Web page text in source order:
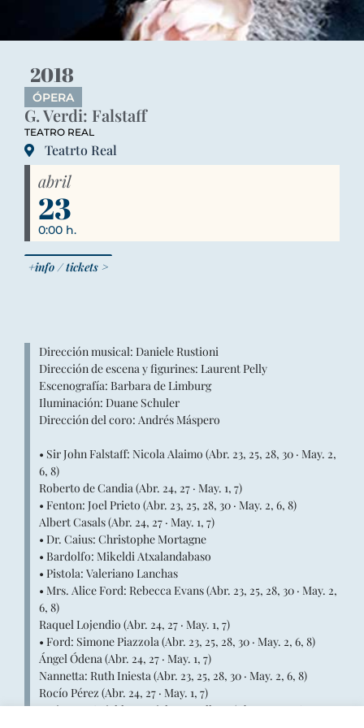
2018
ÓPERA
G. Verdi: Falstaff
TEATRO REAL
Teatrto Real
abril
23
0:00 h.
+info / tickets >
Dirección musical: Daniele Rustioni
Dirección de escena y figurines: Laurent Pelly
Escenografía: Barbara de Limburg
Iluminación: Duane Schuler
Dirección del coro: Andrés Máspero
• Sir John Falstaff: Nicola Alaimo (Abr. 23, 25, 28, 30 · May. 2,
6, 8)
Roberto de Candia (Abr. 24, 27 · May. 1, 7)
• Fenton: Joel Prieto (Abr. 23, 25, 28, 30 · May. 2, 6, 8)
Albert Casals (Abr. 24, 27 · May. 1, 7)
• Dr. Caius: Christophe Mortagne
• Bardolfo: Mikeldi Atxalandabaso
• Pistola: Valeriano Lanchas
• Mrs. Alice Ford: Rebecca Evans (Abr. 23, 25, 28, 30 · May. 2,
6, 8)
Raquel Lojendio (Abr. 24, 27 · May. 1, 7)
• Ford: Simone Piazzola (Abr. 23, 25, 28, 30 · May. 2, 6, 8)
Ángel Ódena (Abr. 24, 27 · May. 1, 7)
Nannetta: Ruth Iniesta (Abr. 23, 25, 28, 30 · May. 2, 6, 8)
Rocío Pérez (Abr. 24, 27 · May. 1, 7)
• Mistress Quickly: Daniela Barcellona (Abr. 23, 25, 28, 30 ·